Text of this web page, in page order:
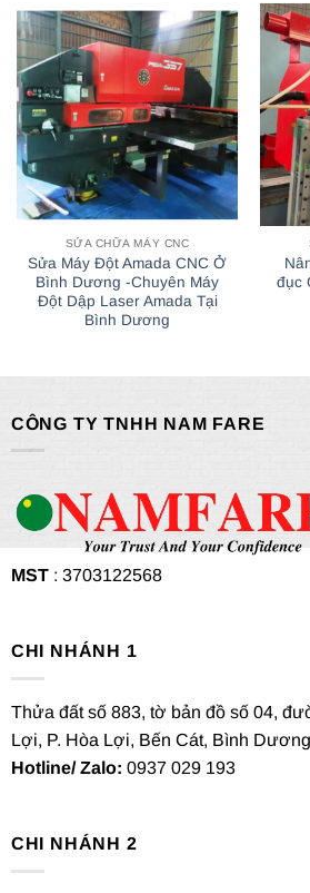
SỬA CHỮA MÁY CNC
Sửa Máy Đột Amada CNC Ở
Bình Dương -Chuyên Máy
Đột Dập Laser Amada Tại
Bình Dương
đục
CÔNG TY TNHH NAM FARE
MST: 3703122568
CHI NHÁNH 1
Thửa đất số 883, tờ bản đồ số 04,
Lợi, P. Hòa Lợi, Bến Cát, Bình
Hotline/ Zalo: 0937 029 193
CHI NHÁNH 2